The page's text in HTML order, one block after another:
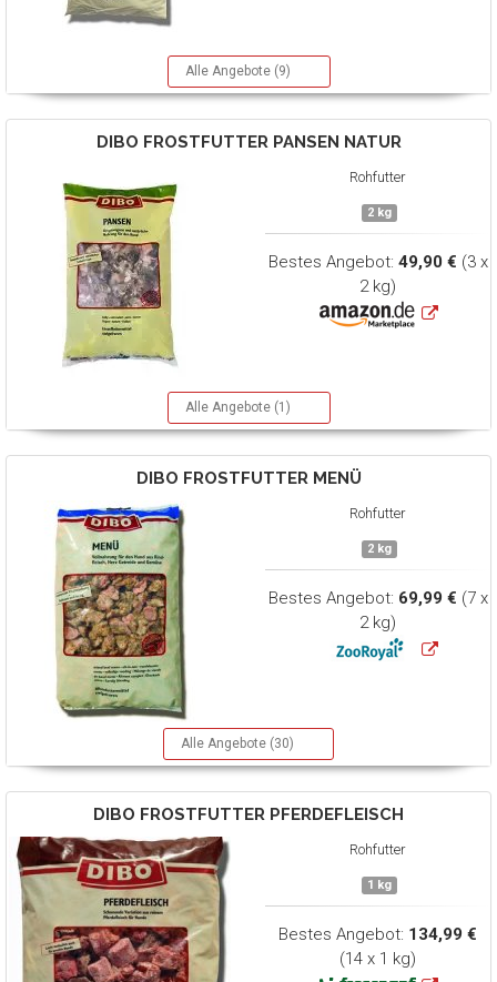
Alle Angebote (9)
DIBO FROSTFUTTER PANSEN NATUR
Rohfutter
2 kg
Bestes Angebot: 49,90 € (3 x
2 kg)
Alle Angebote (1)
DIBO FROSTFUTTER MENÜ
Rohfutter
2 kg
Bestes Angebot: 69,99 € (7 x
2 kg)
Alle Angebote (30)
DIBO FROSTFUTTER PFERDEFLEISCH
Rohfutter
1 kg
Bestes Angebot: 134,99 €
(14 x 1 kg)